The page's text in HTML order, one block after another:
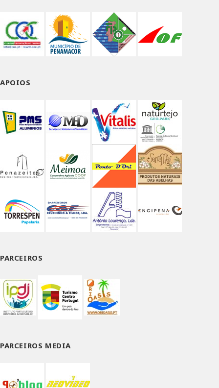
APOIOS
PARCEIROS
PARCEIROS MEDIA